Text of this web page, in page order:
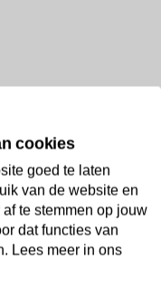
cookies
goed te laten
van de website en
te stemmen op jouw
dat functies van
Lees meer in ons